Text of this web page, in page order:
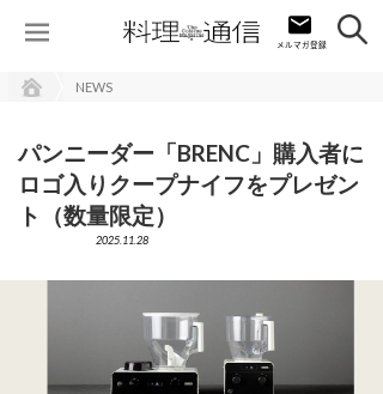
NEWS
パンニーダー「BRENC」購入者に
ロゴ入りクープナイフをプレゼン
ト（数量限定）
2025.11.28